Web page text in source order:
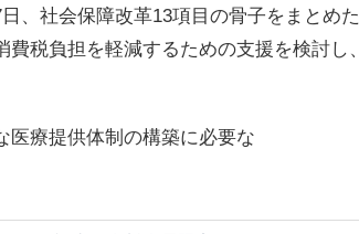
、社会保障改革13項目の骨子をまとめ
費税負担を軽減するための支援を検討し
療提供体制の構築に必要な